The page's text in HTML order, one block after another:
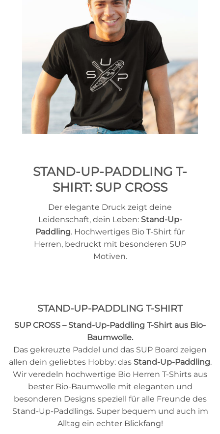
STAND-UP-PADDLING T-
SHIRT: SUP CROSS
Der elegante Druck zeigt deine
Leidenschaft, dein Leben: Stand-Up-
Paddling. Hochwertiges Bio T-Shirt für
Herren, bedruckt mit besonderen SUP
Motiven.
STAND-UP-PADDLING T-SHIRT
SUP CROSS – Stand-Up-Paddling T-Shirt aus Bio-
Baumwolle.
Das gekreuzte Paddel und das SUP Board zeigen
allen dein geliebtes Hobby: das Stand-Up-Paddling.
Wir veredeln hochwertige Bio Herren T-Shirts aus
bester Bio-Baumwolle mit eleganten und
besonderen Designs speziell für alle Freunde des
Stand-Up-Paddlings. Super bequem und auch im
Alltag ein echter Blickfang!